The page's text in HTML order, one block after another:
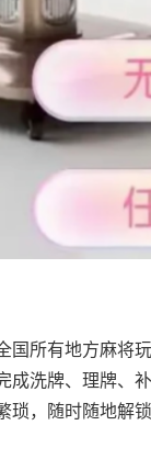
国所有地方麻将
成洗牌、理牌、
，随时随地解